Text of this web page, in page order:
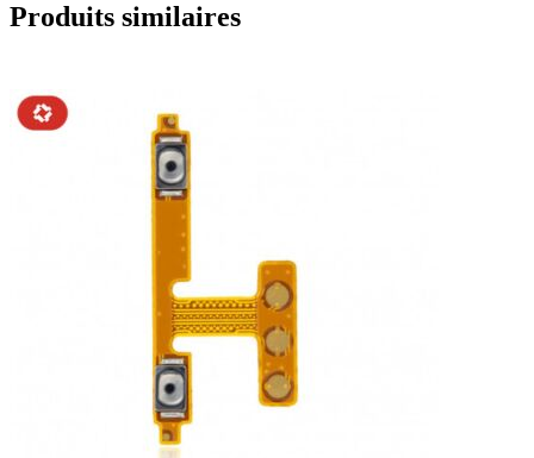
Produits similaires